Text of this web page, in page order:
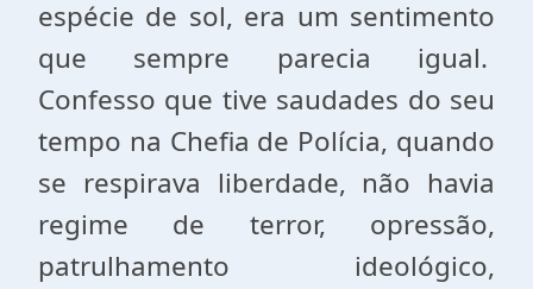
espécie de sol, era um sentimento
que sempre parecia igual.
Confesso que tive saudades do seu
tempo na Chefia de Polícia, quando
se respirava liberdade, não havia
regime de terror, opressão,
patrulhamento ideológico,